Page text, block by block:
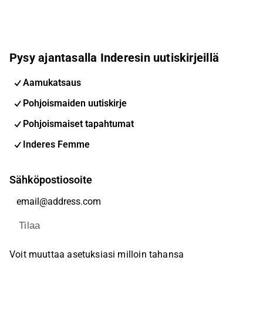
Pysy ajantasalla Inderesin uutiskirjeillä
Aamukatsaus
Pohjoismaiden uutiskirje
Pohjoismaiset tapahtumat
Inderes Femme
Sähköpostiosoite
Tilaa
Voit muuttaa asetuksiasi milloin tahansa